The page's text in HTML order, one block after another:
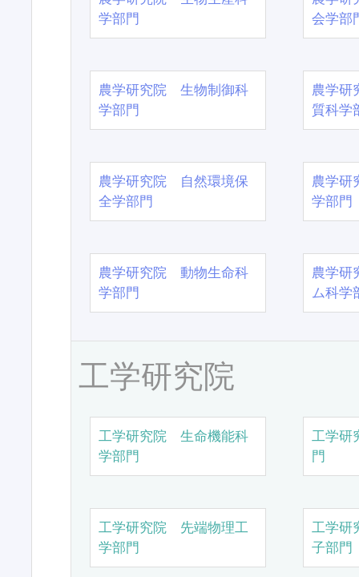
学部門
会学部
農学研究院 生物制御科
学部門
農学
質科学
農学研究院 自然環境保
全学部門
農学
学部門
農学研究院 動物生命科
学部門
農学
ム科学
工学研究院
工学研究院 生命機能科
学部門
工学研
門
工学研究院 先端物理工
学部門
工学研
子部門